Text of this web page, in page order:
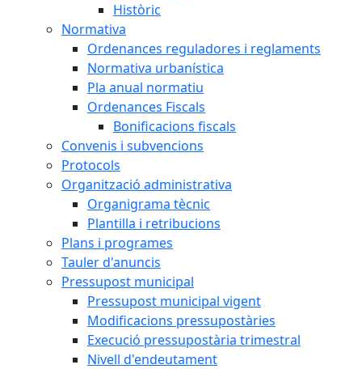
Històric
Normativa
Ordenances reguladores i reglaments
Normativa urbanística
Pla anual normatiu
Ordenances Fiscals
Bonificacions fiscals
Convenis i subvencions
Protocols
Organització administrativa
Organigrama tècnic
Plantilla i retribucions
Plans i programes
Tauler d'anuncis
Pressupost municipal
Pressupost municipal vigent
Modificacions pressupostàries
Execució pressupostària trimestral
Nivell d'endeutament